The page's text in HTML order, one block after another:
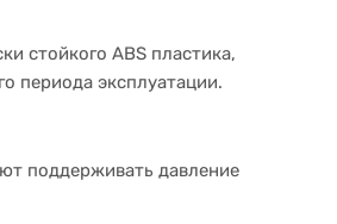
стойкого ABS пластика,
периода эксплуатации.
поддерживать давление